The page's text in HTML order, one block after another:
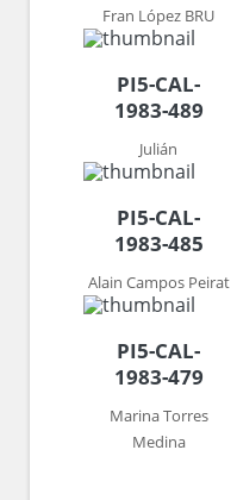
Fran López BRU
PI5-CAL-
1983-489
Julián
PI5-CAL-
1983-485
Alain Campos Peirat
PI5-CAL-
1983-479
Marina Torres
Medina